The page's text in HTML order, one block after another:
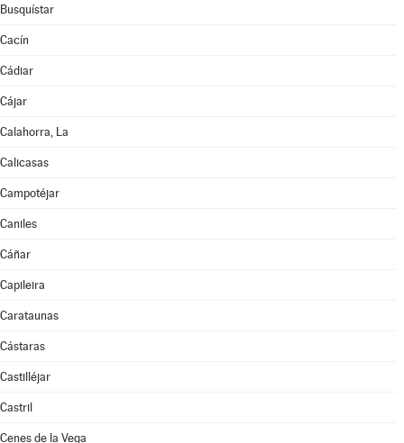
Busquístar
Cacín
Cádiar
Cájar
Calahorra, La
Calicasas
Campotéjar
Caniles
Cáñar
Capileira
Carataunas
Cástaras
Castilléjar
Castril
Cenes de la Vega